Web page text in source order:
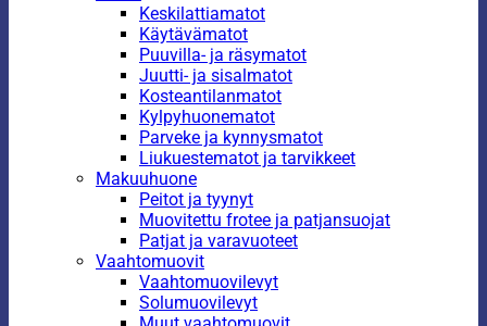
Keskilattiamatot
Käytävämatot
Puuvilla- ja räsymatot
Juutti- ja sisalmatot
Kosteantilanmatot
Kylpyhuonematot
Parveke ja kynnysmatot
Liukuestematot ja tarvikkeet
Makuuhuone
Peitot ja tyynyt
Muovitettu frotee ja patjansuojat
Patjat ja varavuoteet
Vaahtomuovit
Vaahtomuovilevyt
Solumuovilevyt